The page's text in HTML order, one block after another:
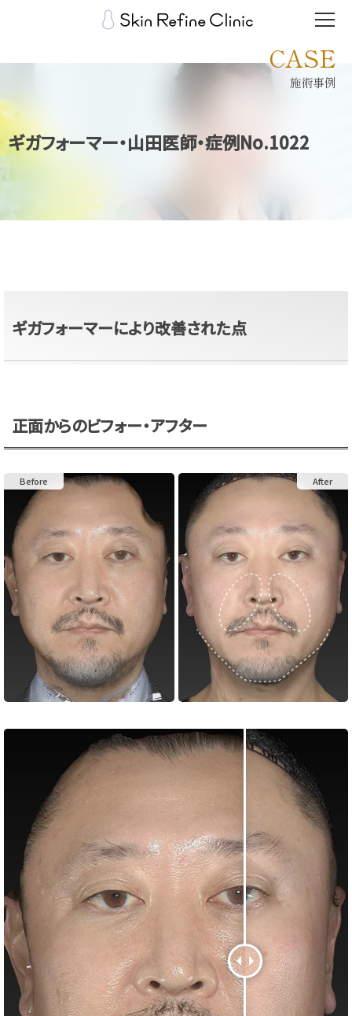
CASE
施術事例
ギガフォーマー・山田医師・症例No.1022
ギガフォーマーにより改善された点
正面からのビフォー・アフター